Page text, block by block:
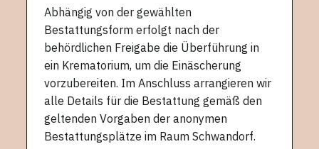
Abhängig von der gewählten
Bestattungsform erfolgt nach der
behördlichen Freigabe die Überführung in
ein Krematorium, um die Einäscherung
vorzubereiten. Im Anschluss arrangieren wir
alle Details für die Bestattung gemäß den
geltenden Vorgaben der anonymen
Bestattungsplätze im Raum Schwandorf.